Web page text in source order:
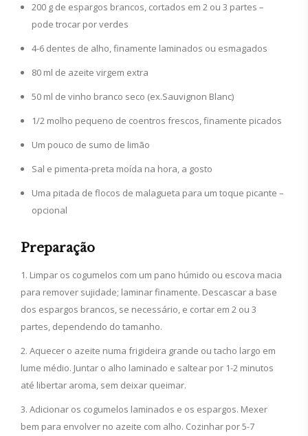
200 g de espargos brancos, cortados em 2 ou 3 partes –
pode trocar por verdes
4-6 dentes de alho, finamente laminados ou esmagados
80 ml de azeite virgem extra
50 ml de vinho branco seco (ex.Sauvignon Blanc)
1/2 molho pequeno de coentros frescos, finamente picados
Um pouco de sumo de limão
Sal e pimenta-preta moída na hora, a gosto
Uma pitada de flocos de malagueta para um toque picante –
opcional
Preparação
Limpar os cogumelos com um pano húmido ou escova macia
para remover sujidade; laminar finamente. Descascar a base
dos espargos brancos, se necessário, e cortar em 2 ou 3
partes, dependendo do tamanho.
Aquecer o azeite numa frigideira grande ou tacho largo em
lume médio. Juntar o alho laminado e saltear por 1-2 minutos
até libertar aroma, sem deixar queimar.
Adicionar os cogumelos laminados e os espargos. Mexer
bem para envolver no azeite com alho. Cozinhar por 5-7